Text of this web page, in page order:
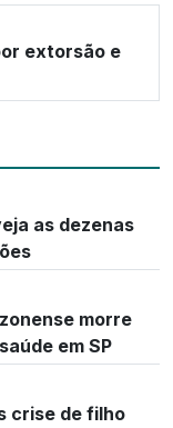
extorsão e
as dezenas
morre
em SP
crise de filho